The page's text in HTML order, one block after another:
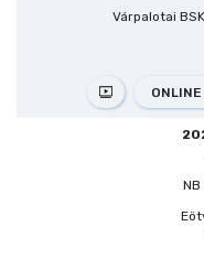
Várpalotai BSK
ONLINE